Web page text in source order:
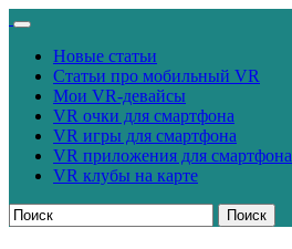
Новые статьи
Статьи про мобильный VR
Мои VR-девайсы
VR очки для смартфона
VR игры для смартфона
VR приложения для смартфона
VR клубы на карте
Поиск